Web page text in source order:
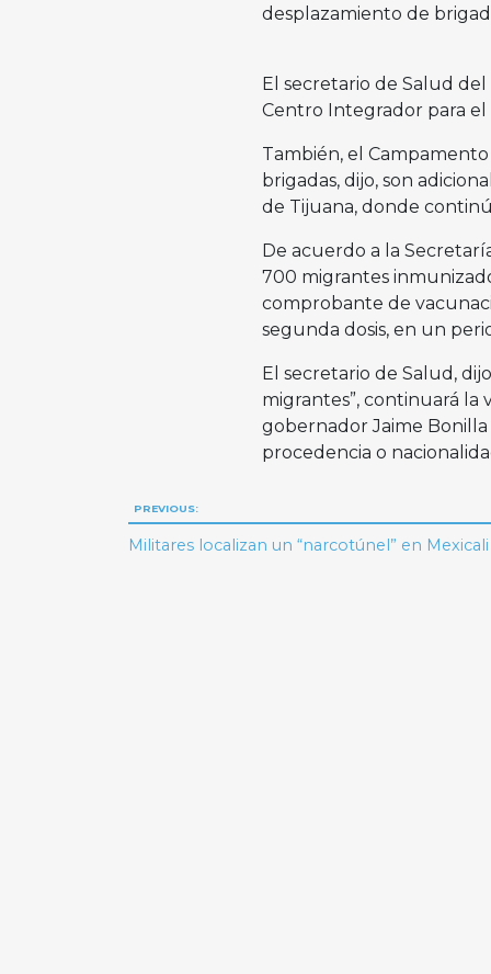
desplazamiento de
El secretario de Salud
Centro Integrador para el
También, el
brigadas, dijo, son
de Tijuana, donde
De acuerdo a la
700 migrantes
comprobante de
segunda dosis, en un
El secretario de Salud,
migrantes”, continuará la
gobernador Jaime
procedencia o
Navegación
de
PREVIOUS:
Militares localizan un “narcotúnel” en Mexicali